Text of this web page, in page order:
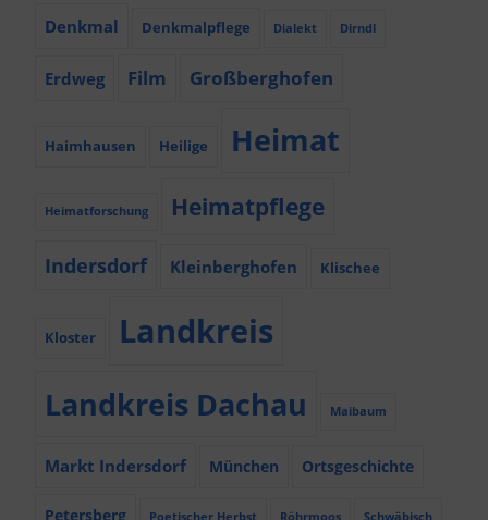
Denkmal Denkmalpflege Dialekt Dirndl
Erdweg Film Großberghofen
Haimhausen Heilige Heimat
Heimatforschung Heimatpflege
Indersdorf Kleinberghofen Klischee
Kloster Landkreis
Landkreis Dachau Maibaum
Markt Indersdorf München Ortsgeschichte
Petersberg Poetischer Herbst Röhrmoos Schwäbisch